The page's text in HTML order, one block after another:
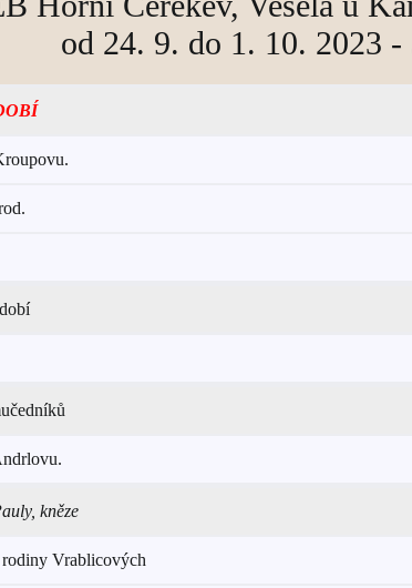
od 24. 9. do 1. 10. 2023 -
kněze
rodiny Vrablicových